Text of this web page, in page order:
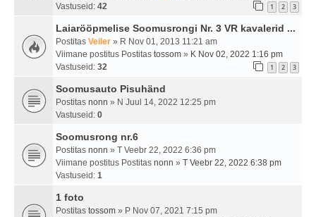
Vastuseid: 42 1 2 3
Laiarööpmelise Soomusrongi Nr. 3 VR kavalerid ...
Postitas Veiler » R Nov 01, 2013 11:21 am
Viimane postitus Postitas tossom » K Nov 02, 2022 1:16 pm
Vastuseid: 32 1 2 3
Soomusauto Pisuhänd
Postitas nonn » N Juul 14, 2022 12:25 pm
Vastuseid: 0
Soomusrong nr.6
Postitas nonn » T Veebr 22, 2022 6:36 pm
Viimane postitus Postitas nonn » T Veebr 22, 2022 6:38 pm
Vastuseid: 1
1 foto
Postitas tossom » P Nov 07, 2021 7:15 pm